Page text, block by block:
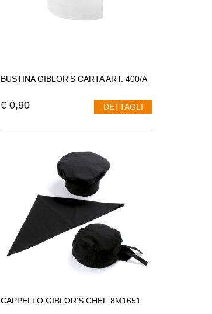
BUSTINA GIBLOR'S CARTA ART. 400/A
€ 0,90 DETTAGLI
CAPPELLO GIBLOR'S CHEF 8M1651